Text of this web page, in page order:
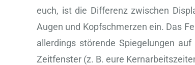
euch, ist die Differenz zwischen
Augen und Kopfschmerzen ein. Das
allerdings störende Spiegelungen
Zeitfenster (z. B. eure